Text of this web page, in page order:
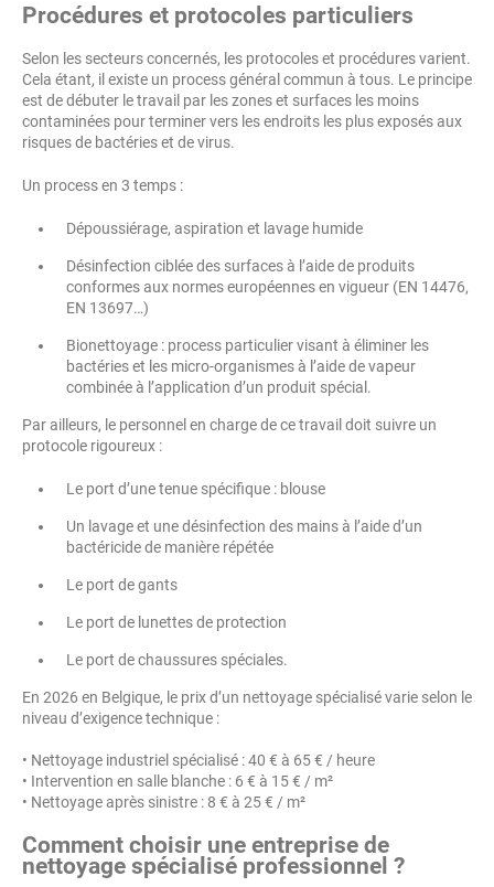
Procédures et protocoles particuliers
Selon les secteurs concernés, les protocoles et procédures varient.
Cela étant, il existe un process général commun à tous. Le principe
est de débuter le travail par les zones et surfaces les moins
contaminées pour terminer vers les endroits les plus exposés aux
risques de bactéries et de virus.
Un process en 3 temps :
Dépoussiérage, aspiration et lavage humide
Désinfection ciblée des surfaces à l’aide de produits
conformes aux normes européennes en vigueur (EN 14476,
EN 13697…)
Bionettoyage : process particulier visant à éliminer les
bactéries et les micro-organismes à l’aide de vapeur
combinée à l’application d’un produit spécial.
Par ailleurs, le personnel en charge de ce travail doit suivre un
protocole rigoureux :
Le port d’une tenue spécifique : blouse
Un lavage et une désinfection des mains à l’aide d’un
bactéricide de manière répétée
Le port de gants
Le port de lunettes de protection
Le port de chaussures spéciales.
En 2026 en Belgique, le prix d’un nettoyage spécialisé varie selon le
niveau d’exigence technique :
• Nettoyage industriel spécialisé : 40 € à 65 € / heure
• Intervention en salle blanche : 6 € à 15 € / m²
• Nettoyage après sinistre : 8 € à 25 € / m²
Comment choisir une entreprise de
nettoyage spécialisé professionnel ?